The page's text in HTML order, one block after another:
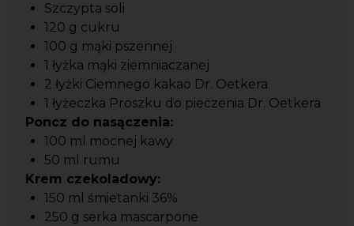
Szczypta soli
120 g cukru
100 g mąki pszennej
1 łyżka mąki ziemniaczanej
2 łyżki Ciemnego kakao Dr. Oetkera
1 łyżeczka Proszku do pieczenia Dr. Oetkera
Poncz do nasączenia:
100 ml mocnej kawy
50 ml rumu
Krem czekoladowy:
150 ml śmietanki 36%
250 g serka mascarpone